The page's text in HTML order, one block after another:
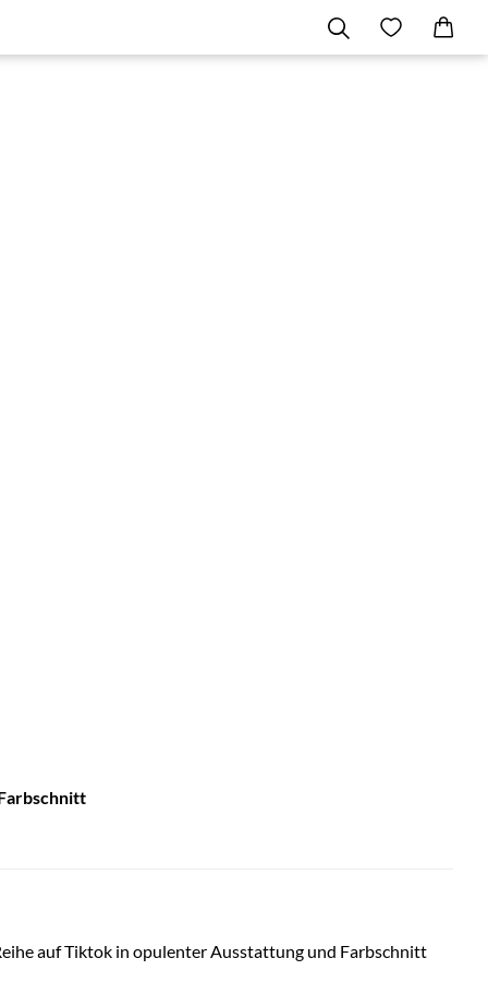
auf Tiktok in opulenter Ausstattung und Farbschnitt